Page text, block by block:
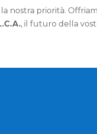
la nostra priorità.
, il futuro della